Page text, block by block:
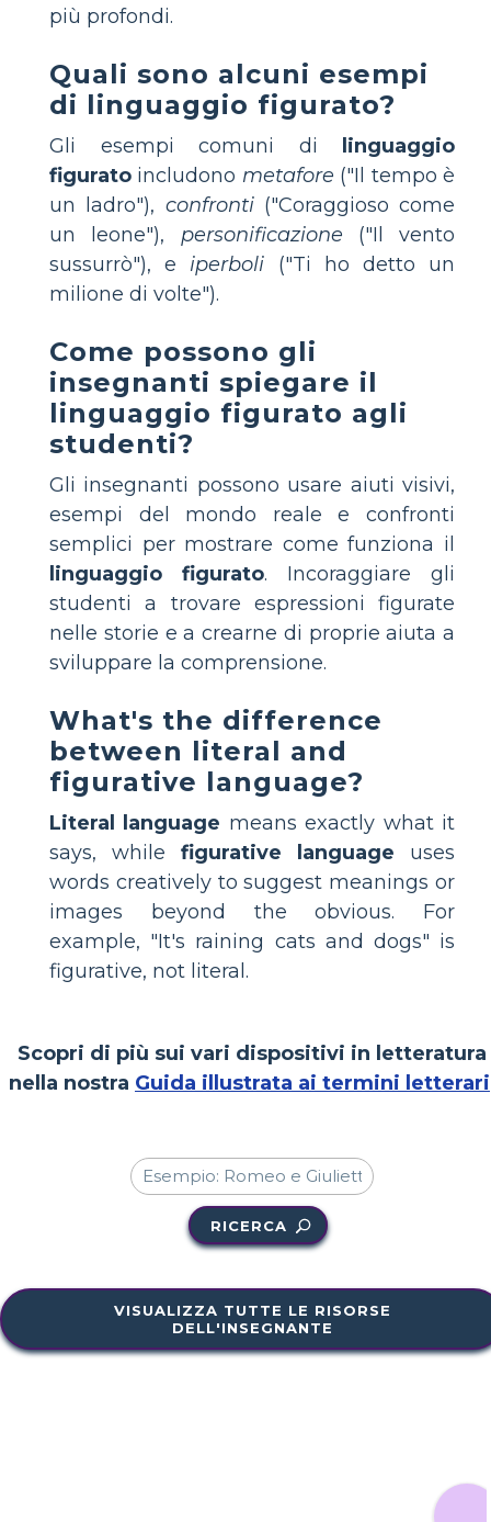
più profondi.
Quali sono alcuni esempi
di linguaggio figurato?
Gli esempi comuni di
linguaggio
figurato includono metafore ("Il tempo è
un ladro"), confronti("Coraggioso come
un leone"), personificazione ("Il vento
sussurrò"), e iperboli ("Ti ho detto un
milione di volte").
Come possono gli
insegnanti spiegare il
linguaggio figurato agli
studenti?
Gli insegnanti possono usare aiuti visivi,
esempi del mondo reale e confronti
semplici per mostrare come funziona il
linguaggio figurato. Incoraggiare gli
studenti a trovare espressioni figurate
nelle storie e a crearne di proprie aiuta a
sviluppare la comprensione.
What's the difference
between literal and
figurative language?
Literal language means exactly what it
says, while figurative language uses
words creatively to suggest meanings or
images beyond the obvious. For
example, "It's raining cats and dogs" is
figurative, not literal.
Scopri di più sui vari dispositivi in letteratura
nella nostra Guida illustrata ai termini letterari
RICERCA
VISUALIZZA TUTTE LE RISORSE
DELL'INSEGNANTE